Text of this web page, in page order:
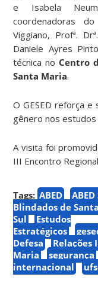
e Isabela
coordenadoras
Viggiano, Profª.
Daniele Ayres
técnica no Centro
Santa Maria.
O GESED reforça
gênero nos
A visita foi
III Encontro
Tags: ABED ABED
Blindados de
Sul
Estudos
Estratégicos
Defesa
Relações
Maria
segurança
internacional